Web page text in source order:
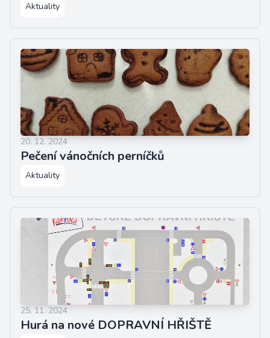
Aktuality
20. 12. 2024
Pečení vánočních perníčků
Aktuality
25. 11. 2024
Hurá na nové DOPRAVNÍ HŘIŠTĚ